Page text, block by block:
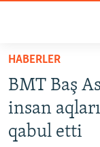
Esas
qaytmaq
Baş
navigatsiyağa
qaytmaq
İQTİSADİYAT
HABERLER
BMT Baş
insan
qabul etti